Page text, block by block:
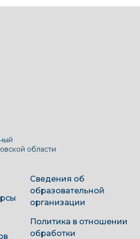
области
Сведения об
образовательной
организации
Политика в отношении
обработки